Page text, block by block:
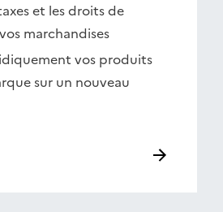
et les droits de
marchandises
vos produits
sur un nouveau